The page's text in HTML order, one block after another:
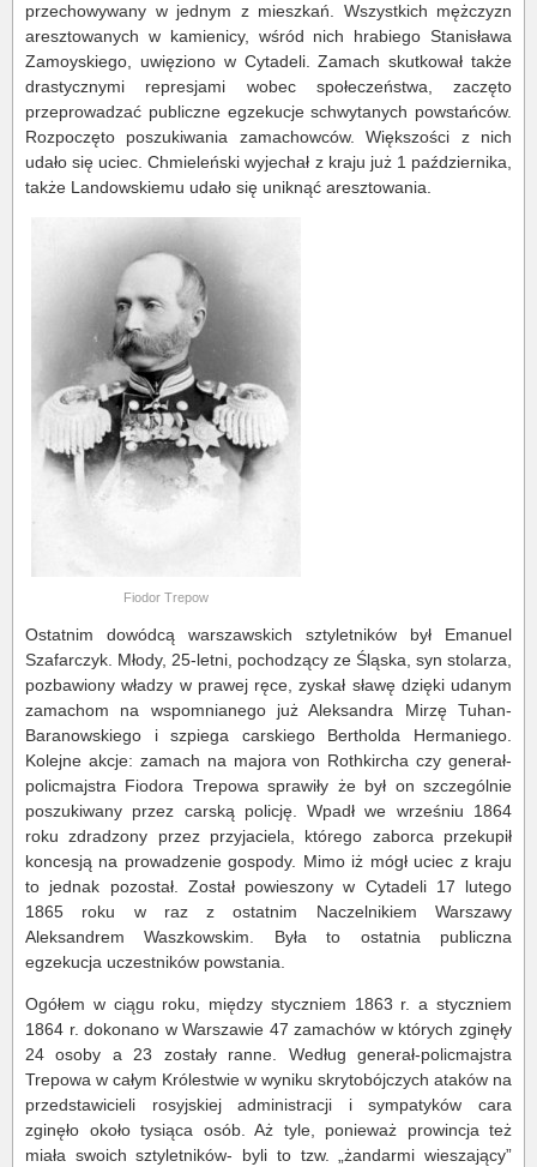
przechowywany w jednym z mieszkań. Wszystkich mężczyzn
aresztowanych w kamienicy, wśród nich hrabiego Stanisława
Zamoyskiego, uwięziono w Cytadeli. Zamach skutkował także
drastycznymi represjami wobec społeczeństwa, zaczęto
przeprowadzać publiczne egzekucje schwytanych powstańców.
Rozpoczęto poszukiwania zamachowców. Większości z nich
udało się uciec. Chmieleński wyjechał z kraju już 1 października,
także Landowskiemu udało się uniknąć aresztowania.
Fiodor Trepow
Ostatnim dowódcą warszawskich sztyletników był Emanuel
Szafarczyk. Młody, 25-letni, pochodzący ze Śląska, syn stolarza,
pozbawiony władzy w prawej ręce, zyskał sławę dzięki udanym
zamachom na wspomnianego już Aleksandra Mirzę Tuhan-
Baranowskiego i szpiega carskiego Bertholda Hermaniego.
Kolejne akcje: zamach na majora von Rothkircha czy generał-
policmajstra Fiodora Trepowa sprawiły że był on szczególnie
poszukiwany przez carską policję. Wpadł we wrześniu 1864
roku zdradzony przez przyjaciela, którego zaborca przekupił
koncesją na prowadzenie gospody. Mimo iż mógł uciec z kraju
to jednak pozostał. Został powieszony w Cytadeli 17 lutego
1865 roku w raz z ostatnim Naczelnikiem Warszawy
Aleksandrem Waszkowskim. Była to ostatnia publiczna
egzekucja uczestników powstania.
Ogółem w ciągu roku, między styczniem 1863 r. a styczniem
1864 r. dokonano w Warszawie 47 zamachów w których zginęły
24 osoby a 23 zostały ranne. Według generał-policmajstra
Trepowa w całym Królestwie w wyniku skrytobójczych ataków na
przedstawicieli rosyjskiej administracji i sympatyków cara
zginęło około tysiąca osób. Aż tyle, ponieważ prowincja też
miała swoich sztyletników- byli to tzw. „żandarmi wieszający”